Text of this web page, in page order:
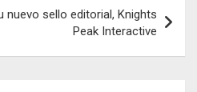
nuevo sello editorial, Knights
Peak Interactive